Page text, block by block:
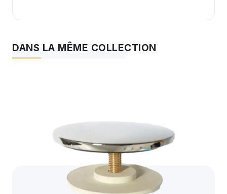
DANS LA MÊME COLLECTION